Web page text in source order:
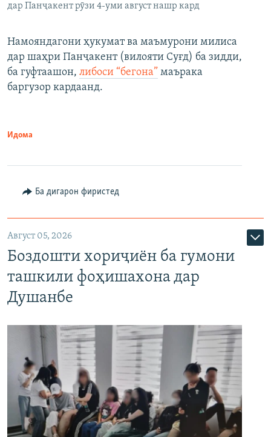
дар Панҷакент рӯзи 4-уми август нашр кард
Намояндагони ҳукумат ва маъмурони милиса
дар шаҳри Панҷакент (вилояти Суғд) ба зидди,
ба гуфтаашон, либоси “бегона” маърака
баргузор кардаанд.
Идома
Ба дигарон фиристед
Август 05, 2026
Боздошти хориҷиён ба гумони
ташкили фоҳишахона дар
Душанбе